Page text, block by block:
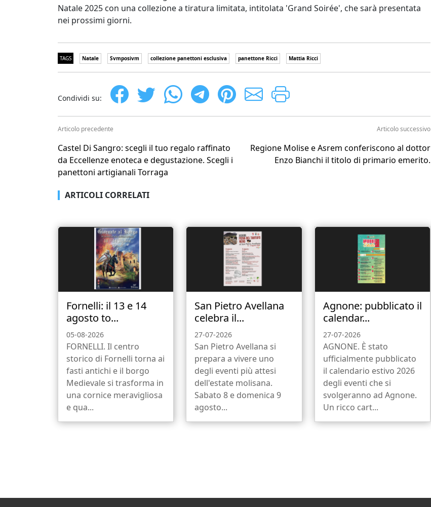
Natale 2025 con una collezione a tiratura limitata, intitolata 'Grand Soirée', che sarà presentata
nei prossimi giorni.
TAGS Natale Svmposivm collezione panettoni esclusiva panettone Ricci Mattia Ricci
Condividi su:
Articolo precedente
Castel Di Sangro: scegli il tuo regalo raffinato
da Eccellenze enoteca e degustazione. Scegli i
panettoni artigianali Torraga
Articolo successivo
Regione Molise e Asrem conferiscono al dottor
Enzo Bianchi il titolo di primario emerito.
ARTICOLI CORRELATI
Fornelli: il 13 e 14
agosto to...
05-08-2026
FORNELLI. Il centro
storico di Fornelli torna ai
fasti antichi e il borgo
Medievale si trasforma in
una cornice meravigliosa
e qua...
San Pietro Avellana
celebra il...
27-07-2026
San Pietro Avellana si
prepara a vivere uno
degli eventi più attesi
dell'estate molisana.
Sabato 8 e domenica 9
agosto...
Agnone: pubblicato il
calendar...
27-07-2026
AGNONE. È stato
ufficialmente pubblicato
il calendario estivo 2026
degli eventi che si
svolgeranno ad Agnone.
Un ricco cart...